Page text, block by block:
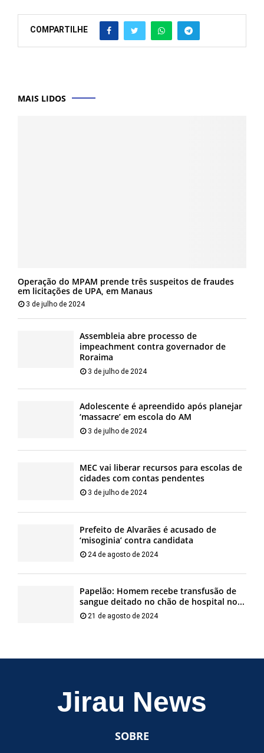
COMPARTILHE
MAIS LIDOS
Operação do MPAM prende três suspeitos de fraudes
em licitações de UPA, em Manaus
3 de julho de 2024
Assembleia abre processo de
impeachment contra governador de
Roraima
3 de julho de 2024
Adolescente é apreendido após planejar
‘massacre’ em escola do AM
3 de julho de 2024
MEC vai liberar recursos para escolas de
cidades com contas pendentes
3 de julho de 2024
Prefeito de Alvarães é acusado de
‘misoginia’ contra candidata
24 de agosto de 2024
Papelão: Homem recebe transfusão de
sangue deitado no chão de hospital no...
21 de agosto de 2024
Jirau News
SOBRE